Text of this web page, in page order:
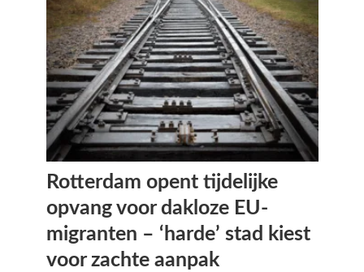
Rotterdam opent tijdelijke
opvang voor dakloze EU-
migranten – ‘harde’ stad kiest
voor zachte aanpak